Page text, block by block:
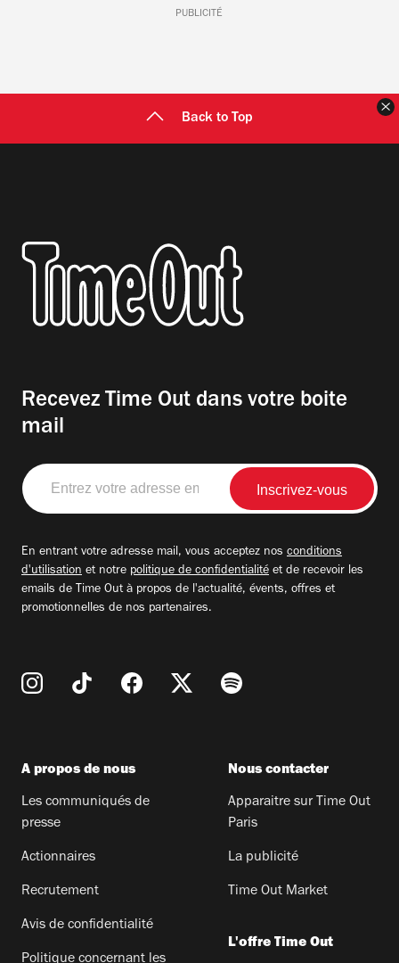
PUBLICITÉ
Back to Top
Recevez Time Out dans votre boite
mail
Entrez
votre
adresse
En entrant votre adresse mail, vous acceptez nos conditions
d'utilisation et notre politique de confidentialité et de recevoir les
emails de Time Out à propos de l'actualité, évents, offres et
promotionnelles de nos partenaires.
A propos de nous
Les communiqués de
presse
Actionnaires
Recrutement
Avis de confidentialité
Politique concernant les
Nous contacter
Apparaitre sur Time Out
Paris
La publicité
Time Out Market
L'offre Time Out